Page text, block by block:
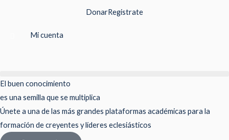
contenido
DonarRegistrate
Mi cuenta
El buen conocimiento
es una semilla que se multiplica
Únete a una de las más grandes plataformas académicas para la
formación de creyentes y líderes eclesiásticos